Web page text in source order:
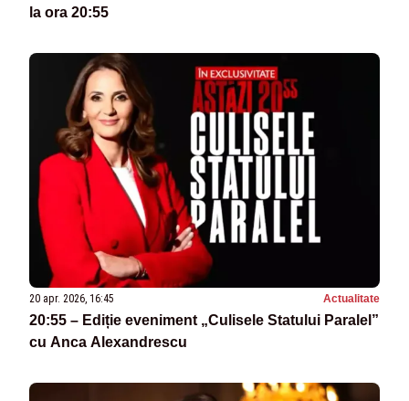
la ora 20:55
20 apr. 2026, 16:45 Actualitate
20:55 – Ediție eveniment „Culisele Statului Paralel”
cu Anca Alexandrescu